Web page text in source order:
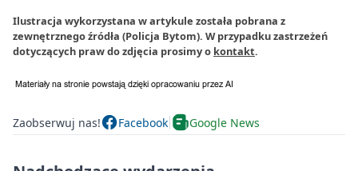
Ilustracja wykorzystana w artykule została pobrana z
zewnętrznego źródła (Policja Bytom). W przypadku zastrzeżeń
dotyczących praw do zdjęcia prosimy o kontakt.
Zaobserwuj nas! Facebook Google News